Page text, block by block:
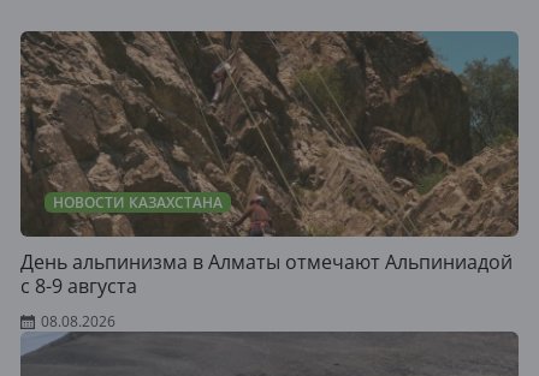
НОВОСТИ КАЗАХСТАНА
День альпинизма в Алматы отмечают Альпиниадой
с 8-9 августа
08.08.2026